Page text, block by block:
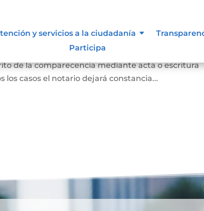
y servicios a la ciudadanía
Participa
otorgar escritura pública
concurrió a la notaría a otorgar una escritura
de la comparecencia mediante acta o escritura
los casos el notario dejará constancia...